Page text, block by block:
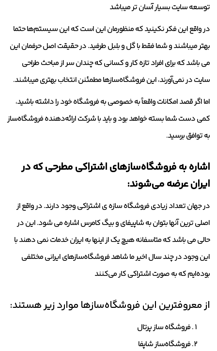
توسعه سایت بسیار آسان تر میباشد
در واقع این فکر نکینید که منظورمان این است که این سیستم‌ها حتما
بهتر میباشند و شما فقط با گل و بلبل طرفید. در حقیقت اصل حرفمان این
می باشد که برای افراد تازه کار و کسانی که چندان سر از مباحث طراحی
سایت در نمی‌آورند، این فروشگاه‌سازها مطمئنن انتخاب بهتری میباشند.
اما اگر قصد امکانات واقعاً به خصوصی به فروشگاه خود را داشته باشید،
کمی دست شما بسته خواهد بود و باید با شرکت ارائه‌دهنده فروشگاه‌ساز
به توافق برسید.
اشاره به فروشگاه‌ساز‌های اشتراکی مطرحی که در
ایران عرضه می‌شوند:
در جهان تعداد زیادی فروشگاه سازه ی اشتراکی وجود دارند. در واقع از
اصلی ترین آنها بتوان به شاپیفای و بیگ کامرس اشاره می شود. این در
حالی می باشد که متاسفانه هیچ یک از اینها به ایران خدمات نمی دهند با
این وجود در چند سال اخیر ما شاهد فروشگاه‌سازهای ایرانی مختلفی
بوده‌ایم که به صورت اشتراکی کار می‌کنند
از معروفترین این فروشگاه‌سازها موارد زیر هستند:
فروشگاه ساز پرتال
فروشگاه‌ساز شاپفا